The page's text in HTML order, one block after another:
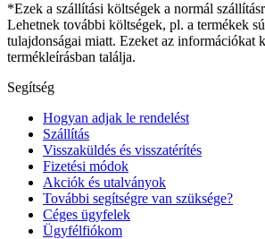
*Ezek a szállítási költségek a normál
Lehetnek további költségek, pl. a termékek
tulajdonságai miatt. Ezeket az információkat
termékleírásban találja.
Segítség
Hogyan adjak le rendelést
Szállítás
Visszaküldés és visszatérítés
Fizetési módok
Akciók és utalványok
További segítségre van szüksége?
Céges ügyfelek
Ügyfélfiókom